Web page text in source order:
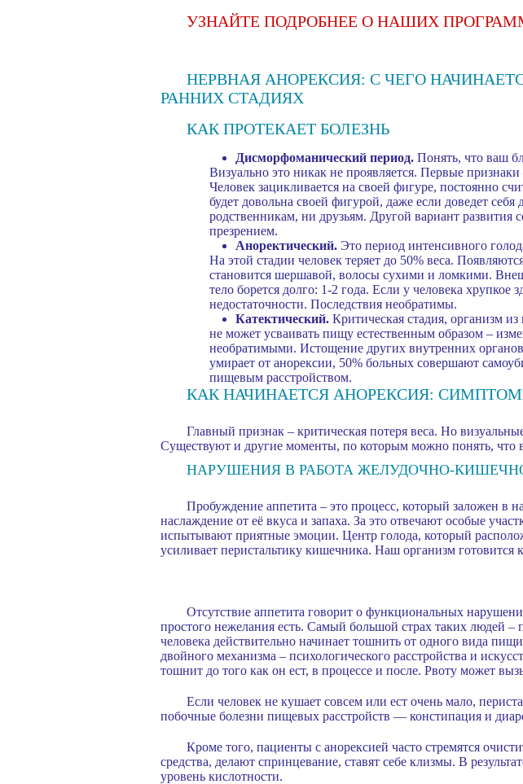
УЗНАЙТЕ ПОДРОБНЕЕ О НАШИХ
НЕРВНАЯ АНОРЕКСИЯ: С ЧЕГО
РАННИХ СТАДИЯХ
КАК ПРОТЕКАЕТ БОЛЕЗНЬ
Дисморфоманический период. Понять, что ваш
Визуально это никак не проявляется. Первые
Человек зацикливается на своей фигуре, постоянно
будет довольна своей фигурой, даже если доведет
родственникам, ни друзьям. Другой вариант
презрением.
Аноректический. Это период интенсивного
На этой стадии человек теряет до 50% веса.
становится шершавой, волосы сухими и ломкими.
тело борется долго: 1-2 года. Если у человека хрупкое
недостаточности. Последствия необратимы.
Катектический. Критическая стадия, организм
не может усваивать пищу естественным образом –
необратимыми. Истощение других внутренних
умирает от анорексии, 50% больных совершают
пищевым расстройством.
КАК НАЧИНАЕТСЯ АНОРЕКСИЯ:
Главный признак – критическая потеря веса. Но
Существуют и другие моменты, по которым можно понять, что
НАРУШЕНИЯ В РАБОТА ЖЕЛУДОЧНО-
Пробуждение аппетита – это процесс, который заложен в
наслаждение от её вкуса и запаха. За это отвечают особые
испытывают приятные эмоции. Центр голода, который
усиливает перистальтику кишечника. Наш организм
Отсутствие аппетита говорит о функциональных
простого нежелания есть. Самый большой страх таких людей
человека действительно начинает тошнить от одного вида
двойного механизма – психологического расстройства и
тошнит до того как он ест, в процессе и после. Рвоту может
Если человек не кушает совсем или ест очень мало,
побочные болезни пищевых расстройств — констипация и
Кроме того, пациенты с анорексией часто стремятся
средства, делают спринцевание, ставят себе клизмы. В
уровень кислотности.